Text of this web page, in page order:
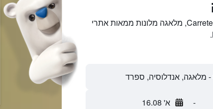
חיפוש והשוואתCarretera de Cádiz, מלאגה מלונות ממאות אתרי
- א' 16.08